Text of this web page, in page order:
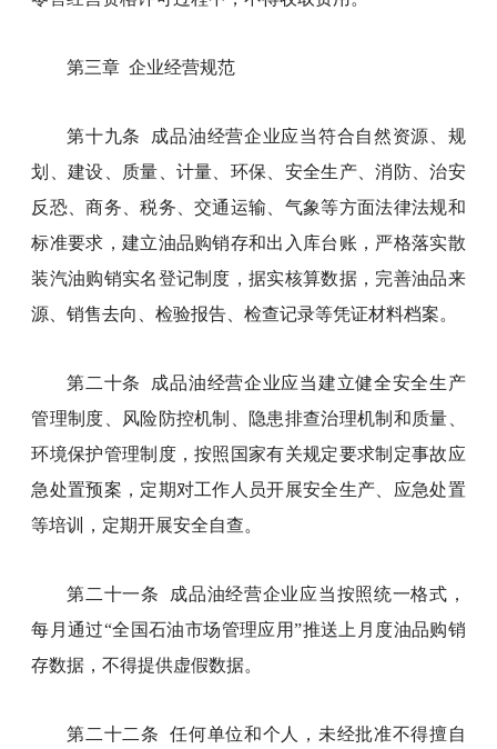
第三章 企业经营规范
第十九条 成品油经营企业应当符合自然资源、规
划、建设、质量、计量、环保、安全生产、消防、治安
反恐、商务、税务、交通运输、气象等方面法律法规和
标准要求，建立油品购销存和出入库台账，严格落实散
装汽油购销实名登记制度，据实核算数据，完善油品来
源、销售去向、检验报告、检查记录等凭证材料档案。
第二十条 成品油经营企业应当建立健全安全生产
管理制度、风险防控机制、隐患排查治理机制和质量、
环境保护管理制度，按照国家有关规定要求制定事故应
急处置预案，定期对工作人员开展安全生产、应急处置
等培训，定期开展安全自查。
第二十一条 成品油经营企业应当按照统一格式，
每月通过“全国石油市场管理应用”推送上月度油品购销
存数据，不得提供虚假数据。
第二十二条 任何单位和个人，未经批准不得擅自